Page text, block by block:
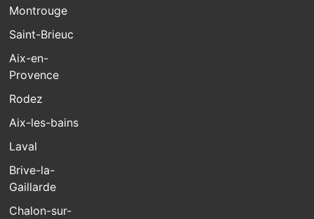
Montrouge
Saint-Brieuc
Aix-en-
Provence
Rodez
Aix-les-bains
Laval
Brive-la-
Gaillarde
Chalon-sur-